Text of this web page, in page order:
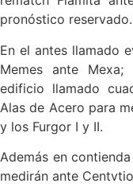
pronóstico reservado.
En el antes llamado
Memes ante
edificio llamado
Alas de Acero para
y los Furgor I y II.
Además en
medirán ante